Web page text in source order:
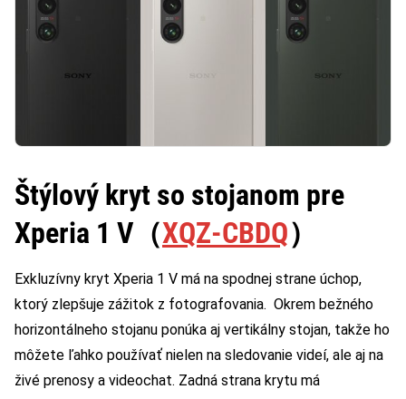
Štýlový kryt so stojanom pre
Xperia 1 V （XQZ-CBDQ）
Exkluzívny kryt Xperia 1 V má na spodnej strane úchop,
ktorý zlepšuje zážitok z fotografovania. Okrem bežného
horizontálneho stojanu ponúka aj vertikálny stojan, takže ho
môžete ľahko používať nielen na sledovanie videí, ale aj na
živé prenosy a videochat. Zadná strana krytu má